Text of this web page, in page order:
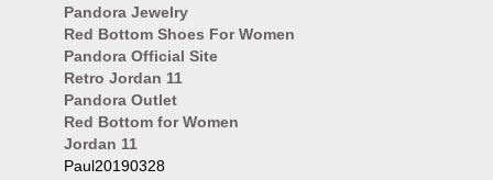
Pandora Jewelry
Red Bottom Shoes For Women
Pandora Official Site
Retro Jordan 11
Pandora Outlet
Red Bottom for Women
Jordan 11
Paul20190328